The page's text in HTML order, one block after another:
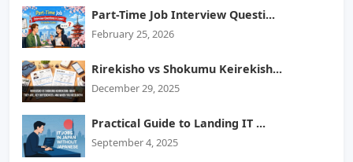
Part-Time Job Interview Questi...
February 25, 2026
Rirekisho vs Shokumu Keirekish...
December 29, 2025
Practical Guide to Landing IT ...
September 4, 2025